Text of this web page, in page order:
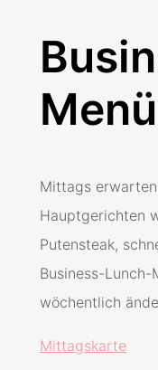
Menü
Mittags
Hauptgerichten
Putensteak,
Business-Lunch-
wöchentlich
Mittagskarte